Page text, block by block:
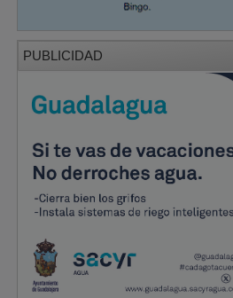
PUBLICIDAD